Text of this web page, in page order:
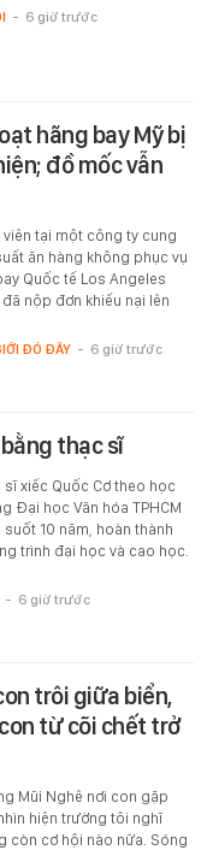
- 6 giờ trước
hãng bay Mỹ bị
đồ mốc vẫn
viên tại một công ty cung
ăn hàng không phục vụ
Quốc tế Los Angeles
đã nộp đơn khiếu nại lên
ĐÓ ĐÂY - 6 giờ trước
thạc sĩ
sĩ xiếc Quốc Cơ theo học
Đại học Văn hóa TPHCM
10 năm, hoàn thành
trình đại học và cao học.
- 6 giờ trước
trôi giữa biển,
từ cõi chết trở
Mũi Nghê nơi con gặp
hiện trường tôi nghĩ
còn cơ hội nào nữa. Sóng